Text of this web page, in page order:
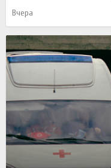
Вчера